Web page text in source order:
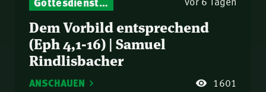
Dem Vorbild entsprechend
(Eph 4,1-16) | Samuel
Rindlisbacher
ANSCHAUEN 1601